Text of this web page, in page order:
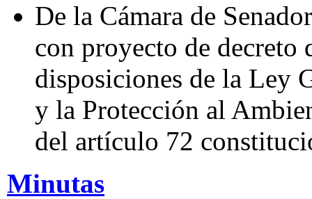
De la Cámara de
con proyecto de decreto
disposiciones de la Ley
y la Protección al
del artículo 72
Minutas